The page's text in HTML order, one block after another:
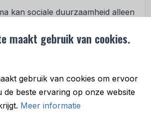
maakt gebruik van cookies.
gebruik van cookies om ervoor
de beste ervaring op onze website
Meer informatie
kan sociale duurzaamheid alleen
Zij pleit voor brede coalities van
nemen voor een